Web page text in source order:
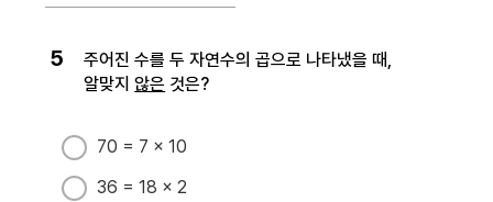
5
주어진 수를 두 자연수의 곱으로 나타냈을 때,
알맞지않은 것은?
70 = 7 × 10
36 = 18 × 2